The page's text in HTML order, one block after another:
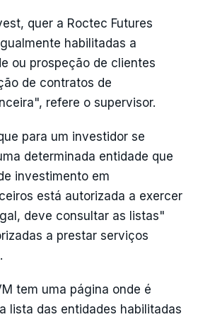
quer a Roctec Futures
habilitadas a
ou prospeção de clientes
de contratos de
refere o supervisor.
para um investidor se
determinada entidade que
investimento em
está autorizada a exercer
deve consultar as listas"
a prestar serviços
tem uma página onde é
lista das entidades habilitadas